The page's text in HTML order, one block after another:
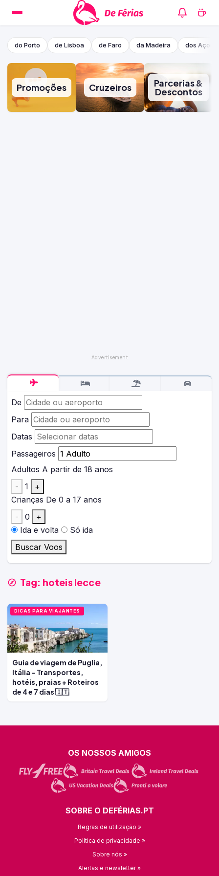
do Porto de Lisboa de Faro da Madeira dos
Promoções Cruzeiros Parcerias &
Descontos
De
Para
Datas
Passageiros
Adultos A partir de 18 anos
-
1
+
Crianças De 0 a 17 anos
-
0
+
Ida e volta
Só ida
Buscar Voos
Tag: hoteis lecce
DICAS PARA VIAJANTES
Guia de viagem de Puglia,
Itália – Transportes,
hotéis, praias + Roteiros
de 4 e 7 dias 🇮🇹
OS NOSSOS AMIGOS
SOBRE O DEFÉRIAS.PT
Regras de utilização »
Política de privacidade »
Sobre nós »
Alertas e newsletter »